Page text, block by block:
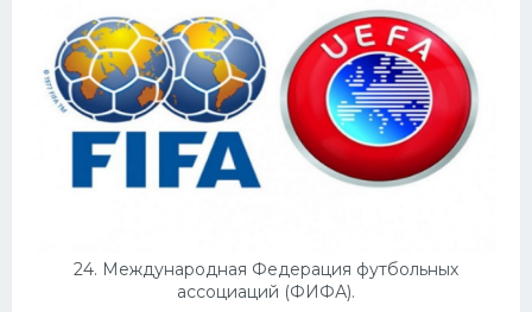
24. Международная Федерация футбольных
ассоциаций (ФИФА).